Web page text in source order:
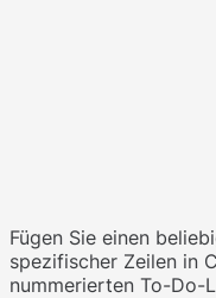
Fügen Sie einen
spezifischer Zeilen in
nummerierten To-Do-